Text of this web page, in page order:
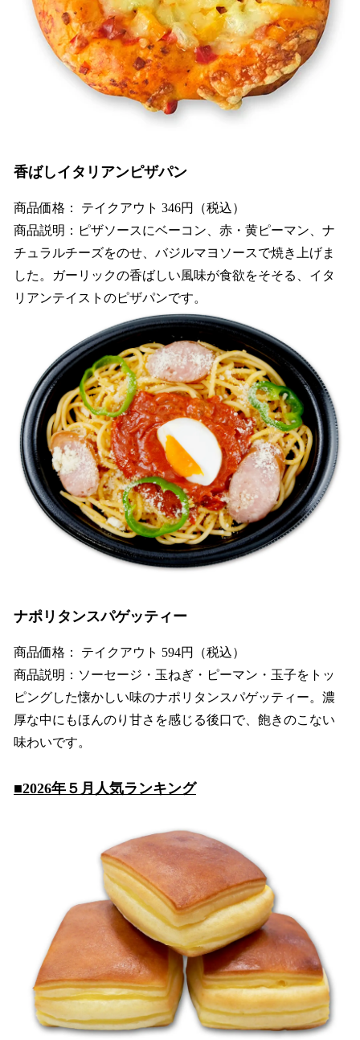
香ばしイタリアンピザパン
商品価格： テイクアウト 346円（税込）
商品説明：ピザソースにベーコン、赤・黄ピーマン、ナ
チュラルチーズをのせ、バジルマヨソースで焼き上げま
した。ガーリックの香ばしい風味が食欲をそそる、イタ
リアンテイストのピザパンです。
ナポリタンスパゲッティー
商品価格： テイクアウト 594円（税込）
商品説明：ソーセージ・玉ねぎ・ピーマン・玉子をトッ
ピングした懐かしい味のナポリタンスパゲッティー。濃
厚な中にもほんのり甘さを感じる後口で、飽きのこない
味わいです。
■2026年５月人気ランキング